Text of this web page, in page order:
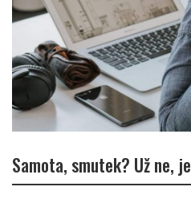
Samota, smutek? Už ne,